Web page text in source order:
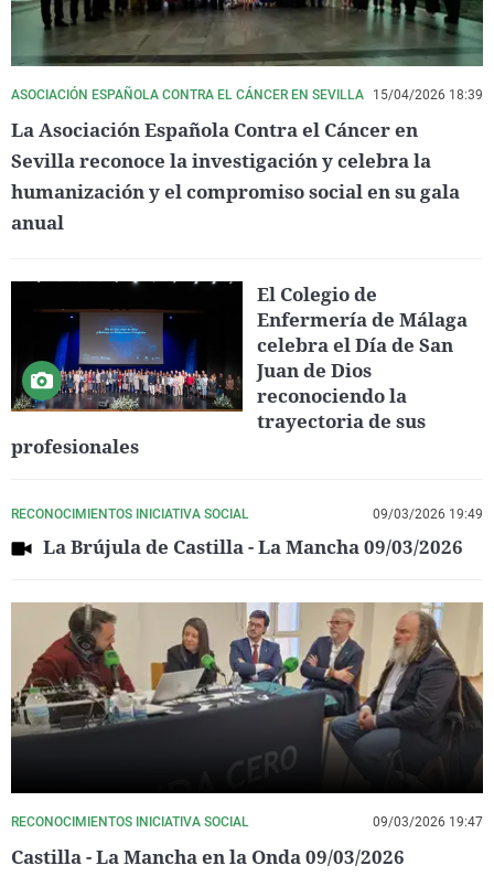
ASOCIACIÓN ESPAÑOLA CONTRA EL CÁNCER EN SEVILLA 15/04/2026 18:39
La Asociación Española Contra el Cáncer en
Sevilla reconoce la investigación y celebra la
humanización y el compromiso social en su gala
anual
El Colegio de
Enfermería de Málaga
celebra el Día de San
Juan de Dios
reconociendo la
trayectoria de sus
profesionales
RECONOCIMIENTOS INICIATIVA SOCIAL 09/03/2026 19:49
La Brújula de Castilla - La Mancha 09/03/2026
RECONOCIMIENTOS INICIATIVA SOCIAL 09/03/2026 19:47
Castilla - La Mancha en la Onda 09/03/2026